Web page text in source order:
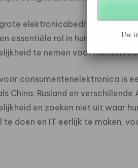
elektronicabedrijven
essentiële rol in hun
te nemen voor
consumentenelektronica is
China, Rusland en
en zoeken niet uit waar
doen en IT eerlijk te maken,
Uw